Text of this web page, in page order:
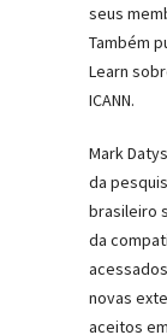
seus
Também
Learn
ICANN.
Mark
da
brasileiro
da
novas
aceitos